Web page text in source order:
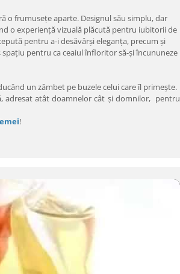
o frumusețe aparte. Designul său simplu, dar
o experiență vizuală plăcută pentru iubitorii de
pentru a-i desăvârşi eleganţa, precum şi
pentru ca ceaiul înfloritor să-şi încununeze
un zâmbet pe buzele celui care îl primește.
adresat atât doamnelor cât şi domnilor, pentru
!